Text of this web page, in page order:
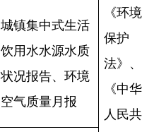
城镇集中式生活
饮用水水源水质
状况报告、环境
空气质量月报
《环境
保护
法》、
《中华
人民共